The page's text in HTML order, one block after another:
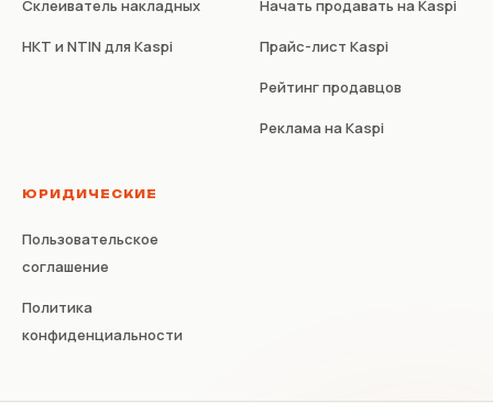
Склеиватель накладных
НКТ и NTIN для Kaspi
Начать продавать на Kaspi
Прайс-лист Kaspi
Рейтинг продавцов
Реклама на Kaspi
ЮРИДИЧЕСКИЕ
Пользовательское
соглашение
Политика
конфиденциальности